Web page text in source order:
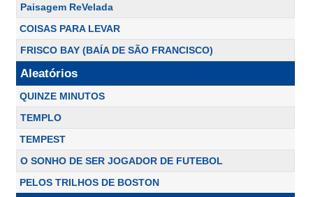
Paisagem ReVelada
COISAS PARA LEVAR
FRISCO BAY (BAÍA DE SÃO FRANCISCO)
Aleatórios
QUINZE MINUTOS
TEMPLO
TEMPEST
O SONHO DE SER JOGADOR DE FUTEBOL
PELOS TRILHOS DE BOSTON